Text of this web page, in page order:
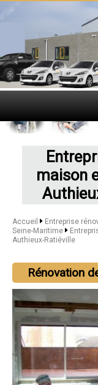
maison
Accueil
Entreprise
Seine-Maritime
Authieux-Ratiéville
Rénovation